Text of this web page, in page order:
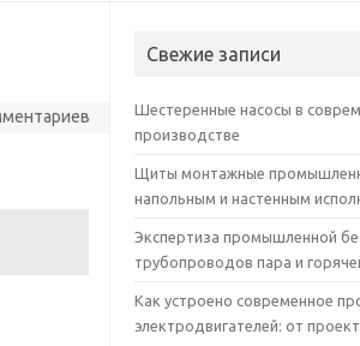
Свежие записи
Шестеренные насосы в
производстве
Щиты монтажные
напольным и настенным
Экспертиза промышленной
трубопроводов пара и
Как устроено современное
электродвигателей: от